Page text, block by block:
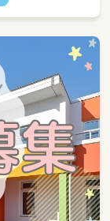
く清潔な教室内
どは児童発達
フがイチから
てください◎